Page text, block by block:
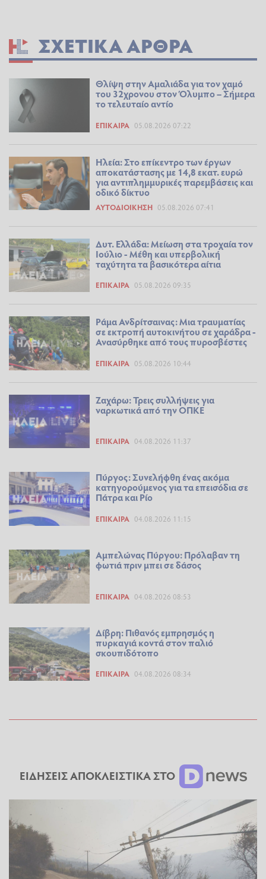
ΣΧΕΤΙΚΆ ΆΡΘΡΑ
Θλίψη στην Αμαλιάδα για τον χαμό
του 32χρονου στον Όλυμπο – Σήμερα
το τελευταίο αντίο
ΕΠΊΚΑΙΡΑ 05.08.2026 07:22
Ηλεία: Στο επίκεντρο των έργων
αποκατάστασης με 14,8 εκατ. ευρώ
για αντιπλημμυρικές παρεμβάσεις και
οδικό δίκτυο
ΑΥΤΟΔΙΟΊΚΗΣΗ 05.08.2026 07:41
Δυτ. Ελλάδα: Μείωση στα τροχαία τον
Ιούλιο - Μέθη και υπερβολική
ταχύτητα τα βασικότερα αίτια
ΕΠΊΚΑΙΡΑ 05.08.2026 09:35
Ράμα Ανδρίτσαινας: Μια τραυματίας
σε εκτροπή αυτοκινήτου σε χαράδρα -
Ανασύρθηκε από τους πυροσβέστες
ΕΠΊΚΑΙΡΑ 05.08.2026 10:44
Ζαχάρω: Τρεις συλλήψεις για
ναρκωτικά από την ΟΠΚΕ
ΕΠΊΚΑΙΡΑ 04.08.2026 11:37
Πύργος: Συνελήφθη ένας ακόμα
κατηγορούμενος για τα επεισόδια σε
Πάτρα και Ρίο
ΕΠΊΚΑΙΡΑ 04.08.2026 11:15
Αμπελώνας Πύργου: Πρόλαβαν τη
φωτιά πριν μπει σε δάσος
ΕΠΊΚΑΙΡΑ 04.08.2026 08:53
Δίβρη: Πιθανός εμπρησμός η
πυρκαγιά κοντά στον παλιό
σκουπιδότοπο
ΕΠΊΚΑΙΡΑ 04.08.2026 08:34
ΕΙΔΗΣΕΙΣ ΑΠΟΚΛΕΙΣΤΙΚΑ ΣΤΟ